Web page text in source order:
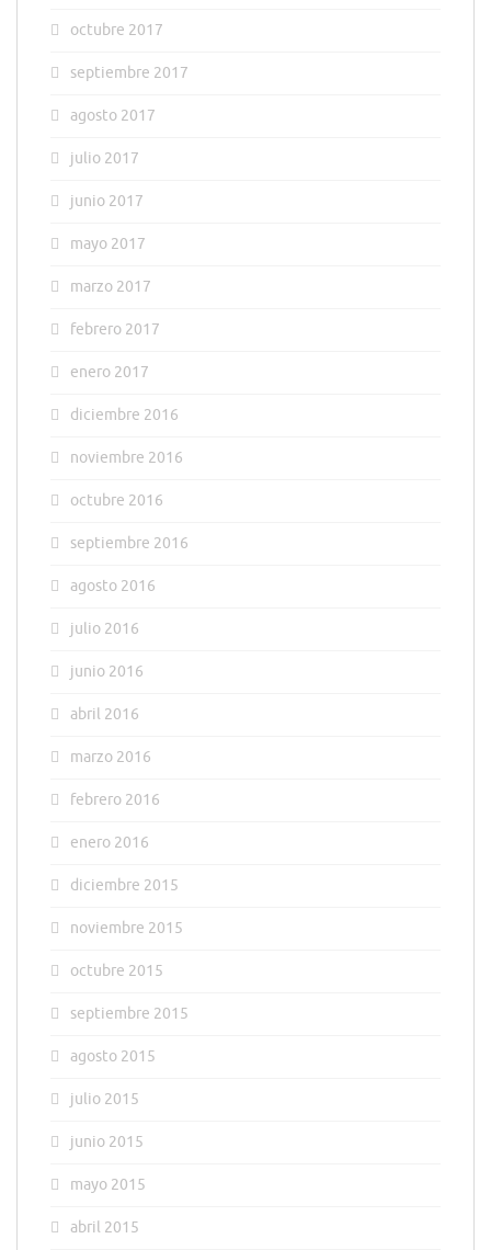
octubre 2017
septiembre 2017
agosto 2017
julio 2017
junio 2017
mayo 2017
marzo 2017
febrero 2017
enero 2017
diciembre 2016
noviembre 2016
octubre 2016
septiembre 2016
agosto 2016
julio 2016
junio 2016
abril 2016
marzo 2016
febrero 2016
enero 2016
diciembre 2015
noviembre 2015
octubre 2015
septiembre 2015
agosto 2015
julio 2015
junio 2015
mayo 2015
abril 2015